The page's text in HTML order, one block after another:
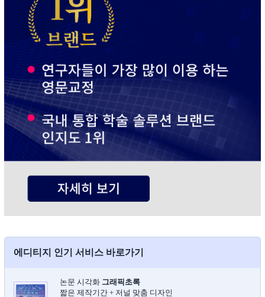
에디티지 인기 서비스 바로가기
논문 시각화 그래픽초록​
짧은 제작기간 + 저널 맞춤 디자인